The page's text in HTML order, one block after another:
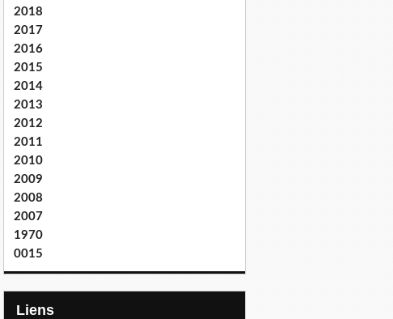
2018
2017
2016
2015
2014
2013
2012
2011
2010
2009
2008
2007
1970
0015
Liens